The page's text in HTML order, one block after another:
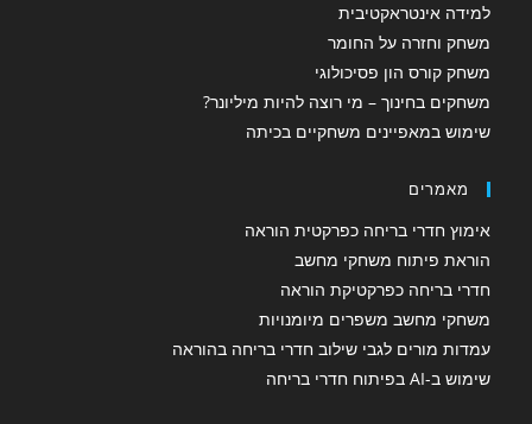
למידה אינטראקטיבית
משחק וחזרה על החומר
משחק קורס הון פסיכולוגי
משחקים בחינוך – מי רוצה להיות מיליונר?
שימוש במאפיינים משחקיים בכיתה
מאמרים
אימוץ חדרי בריחה כפרקטית הוראה
הוראת פיתוח משחקי מחשב
חדרי בריחה כפרקטיקת הוראה
משחקי מחשב משפרים מיומנויות
עמדות מורים לגבי שילוב חדרי בריחה בהוראה
שימוש ב-AI בפיתוח חדרי בריחה